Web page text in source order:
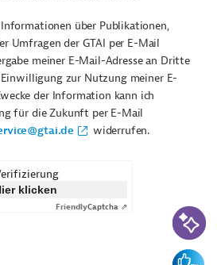
über Publikationen,
Umfragen der GTAI per E-Mail
meiner E-Mail-Adresse an Dritte
zur Nutzung meiner E-
der Information kann ich
für die Zukunft per E-Mail
widerrufen.
klicken
FriendlyCaptcha ⇗ KI-